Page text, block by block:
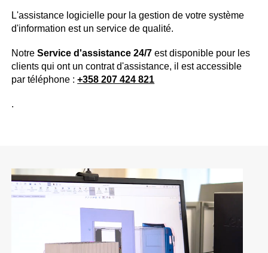
L'assistance logicielle pour la gestion de votre système
d'information est un service de qualité.
NotreService d'assistance 24/7 est disponible pour les
clients qui ont un contrat d'assistance, il est accessible
par téléphone :+358 207 424 821
.